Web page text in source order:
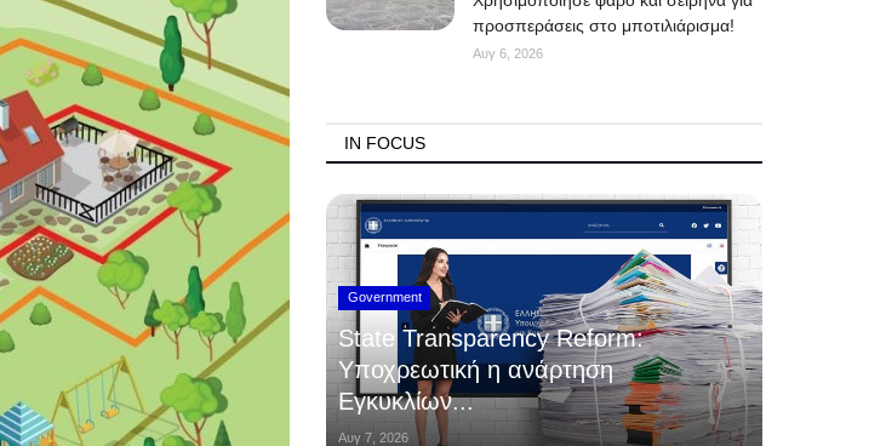
προσπεράσεις στο μποτιλιάρισμα!
Αυγ 6, 2026
IN FOCUS
Government
State Transparency Reform:
Υποχρεωτική η ανάρτηση
Εγκυκλίων...
Αυγ 7, 2026